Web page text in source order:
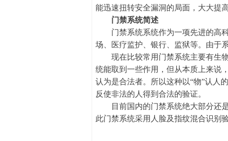
能迅速扭转安全漏洞的局面，大大提
门禁系统简述
门禁系统系统作为一项先进的高科
场、医疗监护、银行、监狱等。由于
现在比较常用门禁系统主要有生物
统能取到一些作用，但从本质上来说
认为是合法者。所以这种以“物”认人
反使非法的人得到合法的验证。
目前国内的门禁系统绝大部分还是
此门禁系统采用人脸及指纹混合识别